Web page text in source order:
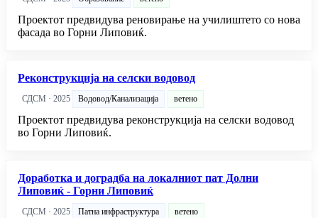
Проектот предвидува реновирање на училиштето со нова
фасада во Горни Липовиќ.
Реконструкција на селски водовод
СДСМ · 2025 Водовод/Канализација ветено
Проектот предвидува реконструкција на селски водовод
во Горни Липовиќ.
Доработка и доградба на локалниот пат Долни
Липовиќ - Горни Липовиќ
СДСМ · 2025 Патна инфраструктура ветено